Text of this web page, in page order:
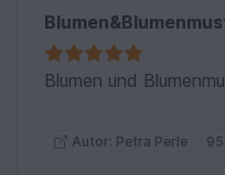
Autor: Petra Perle